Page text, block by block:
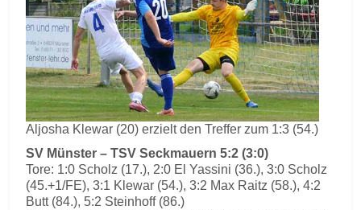
Aljosha Klewar (20) erzielt den Treffer zum 1:3 (54.)
SV Münster – TSV Seckmauern 5:2 (3:0)
Tore: 1:0 Scholz (17.), 2:0 El Yassini (36.), 3:0 Scholz
(45.+1/FE), 3:1 Klewar (54.), 3:2 Max Raitz (58.), 4:2
Butt (84.), 5:2 Steinhoff (86.)